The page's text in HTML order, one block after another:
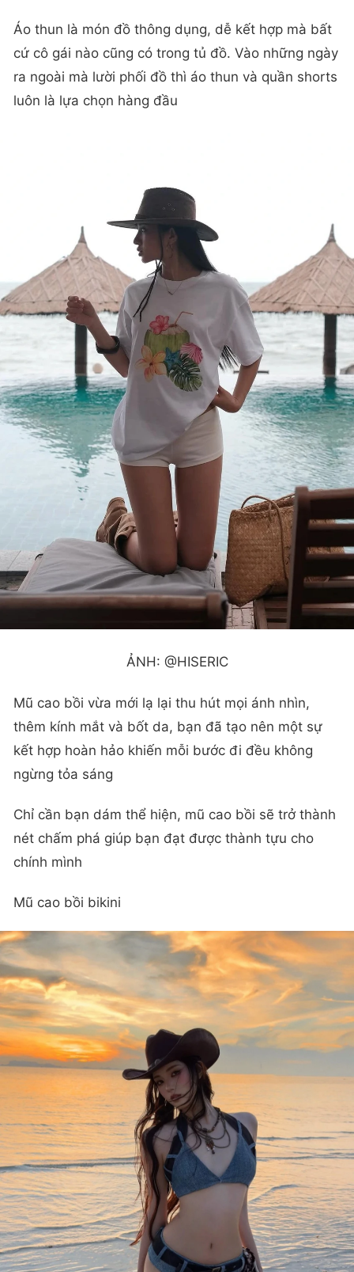
Áo thun là món đồ thông dụng, dễ kết hợp mà bất
cứ cô gái nào cũng có trong tủ đồ. Vào những ngày
ra ngoài mà lười phối đồ thì áo thun và quần shorts
luôn là lựa chọn hàng đầu
ẢNH: @HISERIC
Mũ cao bồi vừa mới lạ lại thu hút mọi ánh nhìn,
thêm kính mắt và bốt da, bạn đã tạo nên một sự
kết hợp hoàn hảo khiến mỗi bước đi đều không
ngừng tỏa sáng
Chỉ cần bạn dám thể hiện, mũ cao bồi sẽ trở thành
nét chấm phá giúp bạn đạt được thành tựu cho
chính mình
Mũ cao bồi bikini